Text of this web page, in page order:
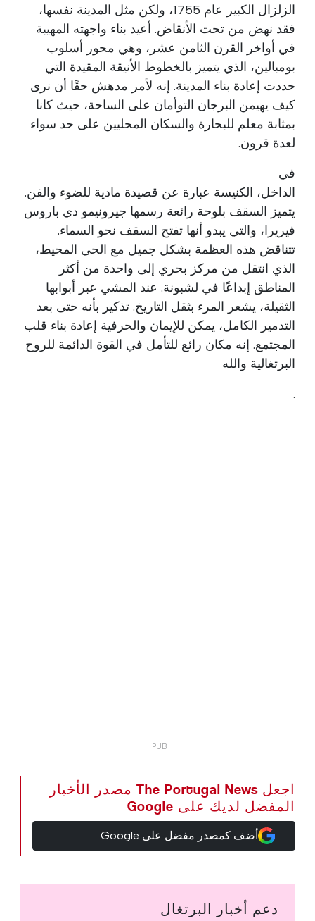
الزلزال الكبير عام 1755، ولكن مثل المدينة نفسها،
فقد نهض من تحت الأنقاض. أعيد بناء واجهته المهيبة
في أواخر القرن الثامن عشر، وهي محور أسلوب
بومبالين، الذي يتميز بالخطوط الأنيقة المقيدة التي
حددت إعادة بناء المدينة. إنه لأمر مدهش حقًا أن نرى
كيف يهيمن البرجان التوأمان على الساحة، حيث كانا
بمثابة معلم للبحارة والسكان المحليين على حد سواء
لعدة قرون.
في
الداخل، الكنيسة عبارة عن قصيدة مادية للضوء والفن.
يتميز السقف بلوحة رائعة رسمها جيرونيمو دي باروس
فيريرا، والتي يبدو أنها تفتح السقف نحو السماء.
تتناقض هذه العظمة بشكل جميل مع الحي المحيط،
الذي انتقل من مركز بحري إلى واحدة من أكثر
المناطق إبداعًا في لشبونة. عند المشي عبر أبوابها
الثقيلة، يشعر المرء بثقل التاريخ. تذكير بأنه حتى بعد
التدمير الكامل، يمكن للإيمان والحرفية إعادة بناء قلب
المجتمع. إنه مكان رائع للتأمل في القوة الدائمة للروح
البرتغالية والله
.
اجعل The Portugal News مصدر الأخبار
المفضل لديك على Google
أضف كمصدر مفضل على Google
دعم أخبار البرتغال